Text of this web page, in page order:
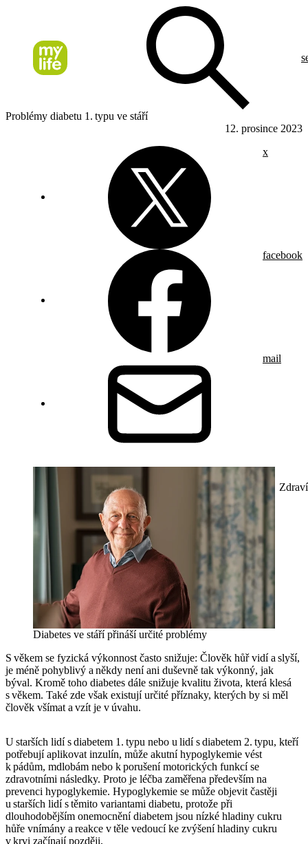
Problémy diabetu 1. typu ve stáří
12. prosince 2023
x
facebook
mail
Zdraví
Diabetes ve stáří přináší určité problémy
S věkem se fyzická výkonnost často snižuje: Člověk hůř vidí a slyší,
je méně pohyblivý a někdy není ani duševně tak výkonný, jak
býval. Kromě toho diabetes dále snižuje kvalitu života, která klesá
s věkem. Také zde však existují určité příznaky, kterých by si měl
člověk všímat a vzít je v úvahu.
U starších lidí s diabetem 1. typu nebo u lidí s diabetem 2. typu, kteří
potřebují aplikovat inzulín, může akutní hypoglykemie vést
k pádům, mdlobám nebo k porušení motorických funkcí se
zdravotními následky. Proto je léčba zaměřena především na
prevenci hypoglykemie. Hypoglykemie se může objevit častěji
u starších lidí s těmito variantami diabetu, protože při
dlouhodobějším onemocnění diabetem jsou nízké hladiny cukru
hůře vnímány a reakce v těle vedoucí ke zvýšení hladiny cukru
v krvi začínají později.